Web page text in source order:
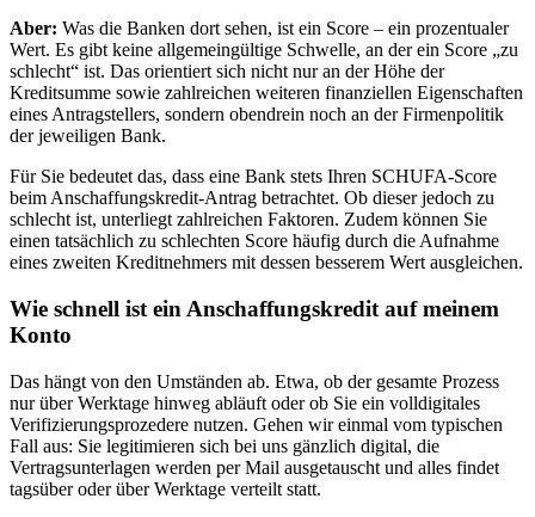
Aber: Was die Banken dort sehen, ist ein Score – ein prozentualer
Wert. Es gibt keine allgemeingültige Schwelle, an der ein Score „zu
schlecht“ ist. Das orientiert sich nicht nur an der Höhe der
Kreditsumme sowie zahlreichen weiteren finanziellen Eigenschaften
eines Antragstellers, sondern obendrein noch an der Firmenpolitik
der jeweiligen Bank.
Für Sie bedeutet das, dass eine Bank stets Ihren SCHUFA-Score
beim Anschaffungskredit-Antrag betrachtet. Ob dieser jedoch zu
schlecht ist, unterliegt zahlreichen Faktoren. Zudem können Sie
einen tatsächlich zu schlechten Score häufig durch die Aufnahme
eines zweiten Kreditnehmers mit dessen besserem Wert ausgleichen.
Wie schnell ist ein Anschaffungskredit auf meinem
Konto
Das hängt von den Umständen ab. Etwa, ob der gesamte Prozess
nur über Werktage hinweg abläuft oder ob Sie ein volldigitales
Verifizierungsprozedere nutzen. Gehen wir einmal vom typischen
Fall aus: Sie legitimieren sich bei uns gänzlich digital, die
Vertragsunterlagen werden per Mail ausgetauscht und alles findet
tagsüber oder über Werktage verteilt statt.